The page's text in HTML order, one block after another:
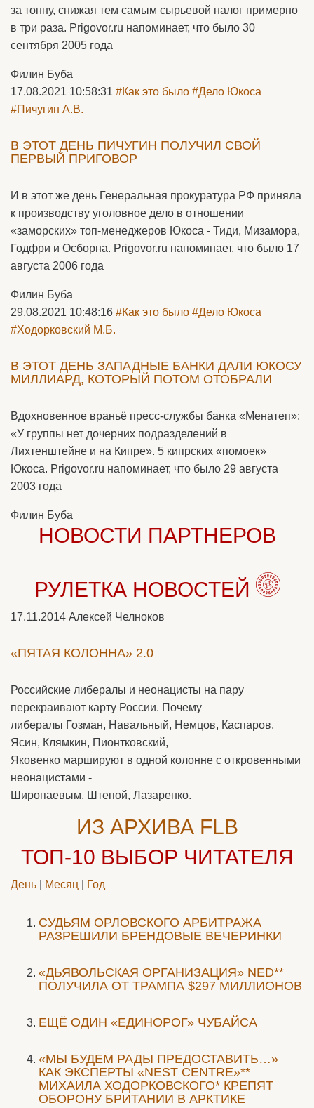
за тонну, снижая тем самым сырьевой налог примерно
в три раза. Prigovor.ru напоминает, что было 30
сентября 2005 года
Филин Буба
17.08.2021 10:58:31 #Как это было #Дело Юкоса
#Пичугин А.В.
В ЭТОТ ДЕНЬ ПИЧУГИН ПОЛУЧИЛ СВОЙ
ПЕРВЫЙ ПРИГОВОР
И в этот же день Генеральная прокуратура РФ приняла
к производству уголовное дело в отношении
«заморских» топ-менеджеров Юкоса - Тиди, Мизамора,
Годфри и Осборна. Prigovor.ru напоминает, что было 17
августа 2006 года
Филин Буба
29.08.2021 10:48:16 #Как это было #Дело Юкоса
#Ходорковский М.Б.
В ЭТОТ ДЕНЬ ЗАПАДНЫЕ БАНКИ ДАЛИ ЮКОСУ
МИЛЛИАРД, КОТОРЫЙ ПОТОМ ОТОБРАЛИ
Вдохновенное враньё пресс-службы банка «Менатеп»:
«У группы нет дочерних подразделений в
Лихтенштейне и на Кипре». 5 кипрских «помоек»
Юкоса. Prigovor.ru напоминает, что было 29 августа
2003 года
Филин Буба
НОВОСТИ ПАРТНЕРОВ
РУЛЕТКА НОВОСТЕЙ
17.11.2014 Алексей Челноков
«ПЯТАЯ КОЛОННА» 2.0
Российские либералы и неонацисты на пару
перекраивают карту России. Почему
либералы Гозман, Навальный, Немцов, Каспаров,
Ясин, Клямкин, Пионтковский,
Яковенко маршируют в одной колонне с откровенными
неонацистами -
Широпаевым, Штепой, Лазаренко.
ИЗ АРХИВА FLB
ТОП-10 ВЫБОР ЧИТАТЕЛЯ
День Месяц Год
CУДЬЯМ ОРЛОВСКОГО АРБИТРАЖА
РАЗРЕШИЛИ БРЕНДОВЫЕ ВЕЧЕРИНКИ
«ДЬЯВОЛЬСКАЯ ОРГАНИЗАЦИЯ» NED**
ПОЛУЧИЛА ОТ ТРАМПА $297 МИЛЛИОНОВ
ЕЩЁ ОДИН «ЕДИНОРОГ» ЧУБАЙСА
«МЫ БУДЕМ РАДЫ ПРЕДОСТАВИТЬ…»
КАК ЭКСПЕРТЫ «NEST CENTRE»**
МИХАИЛА ХОДОРКОВСКОГО* КРЕПЯТ
ОБОРОНУ БРИТАНИИ В АРКТИКЕ